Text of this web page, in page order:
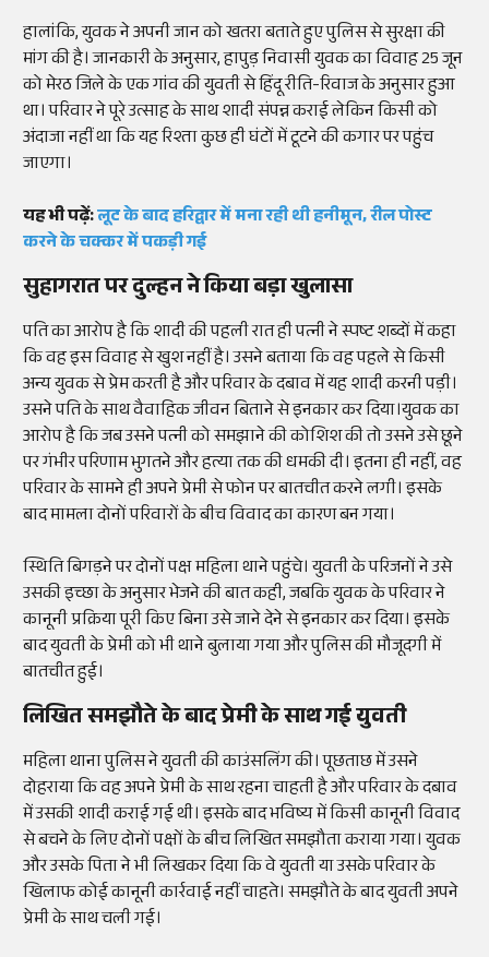
हालांकि, युवक ने अपनी जान को खतरा बताते हुए पुलिस से सुरक्षा की
मांग की है। जानकारी के अनुसार, हापुड़ निवासी युवक का विवाह 25 जून
को मेरठ जिले के एक गांव की युवती से हिंदू रीति-रिवाज के अनुसार हुआ
था। परिवार ने पूरे उत्साह के साथ शादी संपन्न कराई लेकिन किसी को
अंदाजा नहीं था कि यह रिश्ता कुछ ही घंटों में टूटने की कगार पर पहुंच
जाएगा।
यह भी पढ़ें:लूट के बाद हरिद्वार में मना रही थी हनीमून, रील पोस्ट
करने के चक्कर में पकड़ी गई
सुहागरात पर दुल्हन ने किया बड़ा खुलासा
पति का आरोप है कि शादी की पहली रात ही पत्नी ने स्पष्ट शब्दों में कहा
कि वह इस विवाह से खुश नहीं है। उसने बताया कि वह पहले से किसी
अन्य युवक से प्रेम करती है और परिवार के दबाव में यह शादी करनी पड़ी।
उसने पति के साथ वैवाहिक जीवन बिताने से इनकार कर दिया।युवक का
आरोप है कि जब उसने पत्नी को समझाने की कोशिश की तो उसने उसे छूने
पर गंभीर परिणाम भुगतने और हत्या तक की धमकी दी। इतना ही नहीं, वह
परिवार के सामने ही अपने प्रेमी से फोन पर बातचीत करने लगी। इसके
बाद मामला दोनों परिवारों के बीच विवाद का कारण बन गया।
स्थिति बिगड़ने पर दोनों पक्ष महिला थाने पहुंचे। युवती के परिजनों ने उसे
उसकी इच्छा के अनुसार भेजने की बात कही, जबकि युवक के परिवार ने
कानूनी प्रक्रिया पूरी किए बिना उसे जाने देने से इनकार कर दिया। इसके
बाद युवती के प्रेमी को भी थाने बुलाया गया और पुलिस की मौजूदगी में
बातचीत हुई।
लिखित समझौते के बाद प्रेमी के साथ गई युवती
महिला थाना पुलिस ने युवती की काउंसलिंग की। पूछताछ में उसने
दोहराया कि वह अपने प्रेमी के साथ रहना चाहती है और परिवार के दबाव
में उसकी शादी कराई गई थी। इसके बाद भविष्य में किसी कानूनी विवाद
से बचने के लिए दोनों पक्षों के बीच लिखित समझौता कराया गया। युवक
और उसके पिता ने भी लिखकर दिया कि वे युवती या उसके परिवार के
खिलाफ कोई कानूनी कार्रवाई नहीं चाहते। समझौते के बाद युवती अपने
प्रेमी के साथ चली गई।